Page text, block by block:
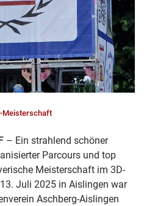
Meisterschaft
– Ein strahlend schöner
Parcours und top
Meisterschaft im 3D-
Juli 2025 in Aislingen war
Aschberg-Aislingen